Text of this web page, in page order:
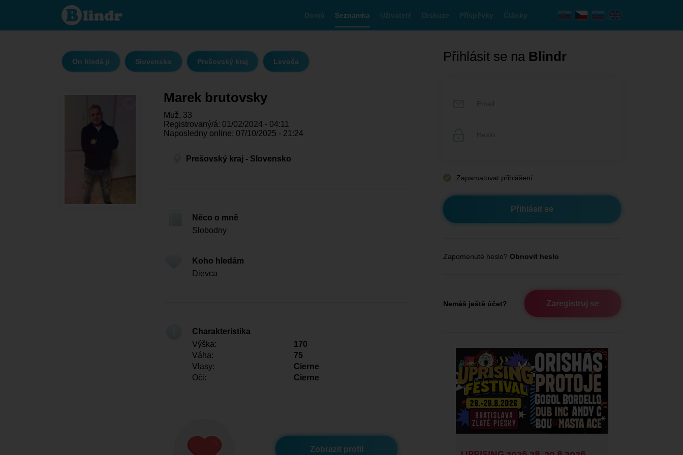
Marek
brutovsky
- On hledá
Levoča
Domů Seznamka Uživatelé Diskuze Příspěvky Články
On hledá ji Slovensko Prešovský kraj Levoča
Marek brutovsky
Muž, 33
Registrovaný/á: 01/02/2024 - 04:11
Naposledny online: 07/10/2025 - 21:24
Prešovský kraj - Slovensko
Něco o mně
Slobodny
Koho hledám
Dievca
Charakteristika
Výška:
170
Váha:
75
Vlasy:
Cierne
Oči:
Cierne
Zobrazit profil
Přihlásit se na Blindr
Zapamatovat přihlášení
Zapomenuté heslo? Obnovit heslo
Nemáš ještě účet? Zaregistruj se